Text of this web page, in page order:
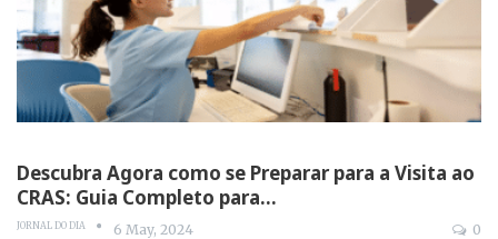
Descubra Agora como se Preparar para a Visita ao
CRAS: Guia Completo para…
JORNAL DO DIA 6 May, 2024 0